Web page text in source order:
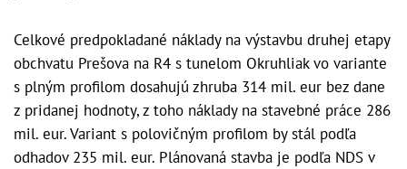
Celkové predpokladané náklady na výstavbu druhej etapy
obchvatu Prešova na R4 s tunelom Okruhliak vo variante
s plným profilom dosahujú zhruba 314 mil. eur bez dane
z pridanej hodnoty, z toho náklady na stavebné práce 286
mil. eur. Variant s polovičným profilom by stál podľa
odhadov 235 mil. eur. Plánovaná stavba je podľa NDS v